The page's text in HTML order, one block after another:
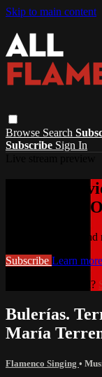
Skip to main content
Browse Search
Subscribe Sign In
Watch this
FLAMENCO
Watch this video
Subscribe Learn more
Already subscribed?
Bulerías.
María
Flamenco Singing •